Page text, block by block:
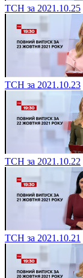
ТСН за 2021.10.25
ТСН за 2021.10.23
ТСН за 2021.10.22
ТСН за 2021.10.21